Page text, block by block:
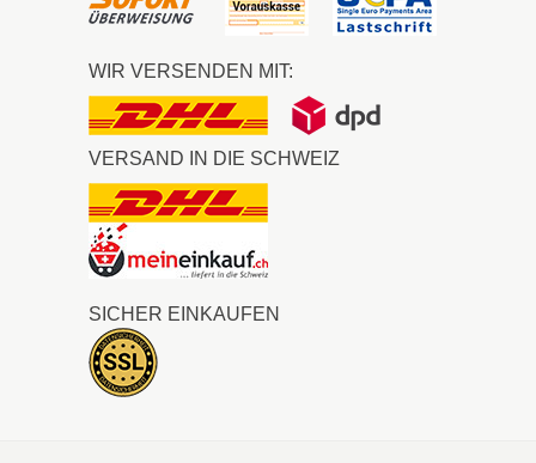
WIR VERSENDEN MIT:
VERSAND IN DIE SCHWEIZ
SICHER EINKAUFEN